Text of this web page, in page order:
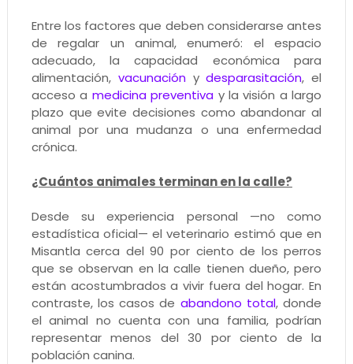
Entre los factores que deben considerarse antes
de regalar un animal, enumeró: el espacio
adecuado, la capacidad económica para
alimentación, vacunaciónydesparasitación, el
acceso a medicina preventiva y la visión a largo
plazo que evite decisiones como abandonar al
animal por una mudanza o una enfermedad
crónica.
¿Cuántos animales terminan en la calle?
Desde su experiencia personal —no como
estadística oficial— el veterinario estimó que en
Misantla cerca del 90 por ciento de los perros
que se observan en la calle tienen dueño, pero
están acostumbrados a vivir fuera del hogar. En
contraste, los casos de abandono total, donde
el animal no cuenta con una familia, podrían
representar menos del 30 por ciento de la
población canina.